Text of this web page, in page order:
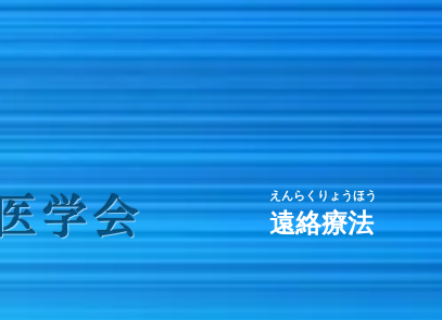
学会 えんらくりょうほう
遠絡療法